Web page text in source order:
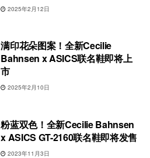
2025年2月12日
满印花朵图案！全新Cecilie
Bahnsen x ASICS联名鞋即将上
市
2025年2月10日
粉蓝双色！全新Cecilie Bahnsen
x ASICS GT-2160联名鞋即将发售
2023年11月3日